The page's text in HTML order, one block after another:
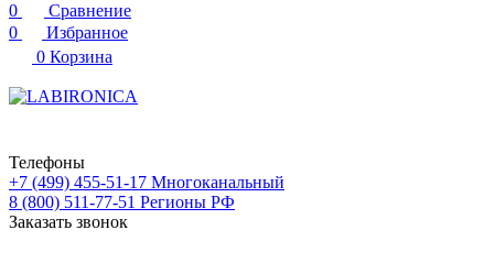
0
Сравнение
0
Избранное
0 Корзина
Телефоны
+7 (499) 455-51-17 Многоканальный
8 (800) 511-77-51 Регионы РФ
Заказать звонок